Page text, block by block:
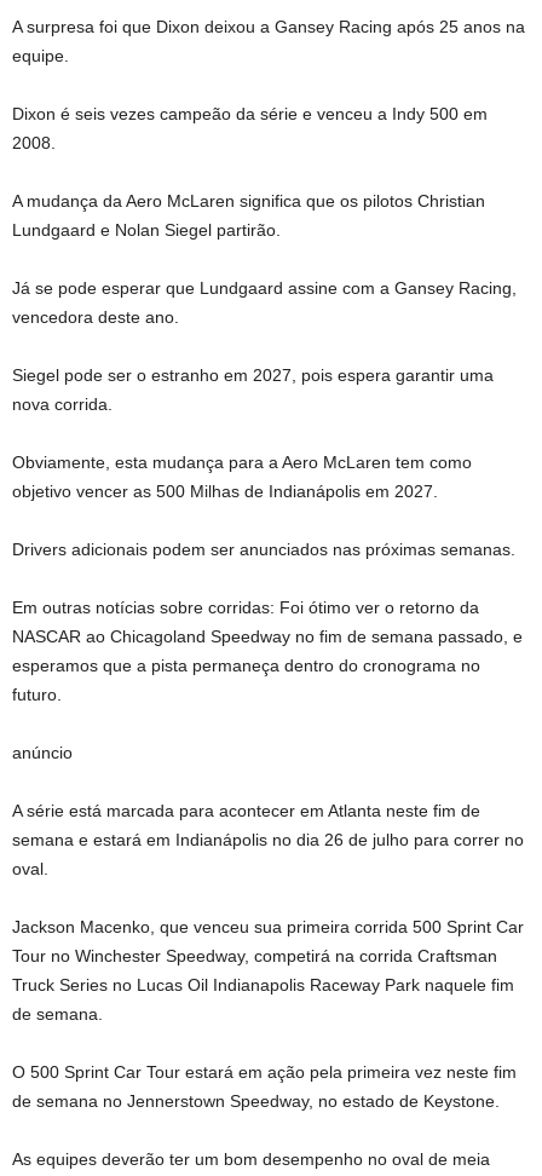
A surpresa foi que Dixon deixou a Gansey Racing após 25 anos na
equipe.
Dixon é seis vezes campeão da série e venceu a Indy 500 em
2008.
A mudança da Aero McLaren significa que os pilotos Christian
Lundgaard e Nolan Siegel partirão.
Já se pode esperar que Lundgaard assine com a Gansey Racing,
vencedora deste ano.
Siegel pode ser o estranho em 2027, pois espera garantir uma
nova corrida.
Obviamente, esta mudança para a Aero McLaren tem como
objetivo vencer as 500 Milhas de Indianápolis em 2027.
Drivers adicionais podem ser anunciados nas próximas semanas.
Em outras notícias sobre corridas: Foi ótimo ver o retorno da
NASCAR ao Chicagoland Speedway no fim de semana passado, e
esperamos que a pista permaneça dentro do cronograma no
futuro.
anúncio
A série está marcada para acontecer em Atlanta neste fim de
semana e estará em Indianápolis no dia 26 de julho para correr no
oval.
Jackson Macenko, que venceu sua primeira corrida 500 Sprint Car
Tour no Winchester Speedway, competirá na corrida Craftsman
Truck Series no Lucas Oil Indianapolis Raceway Park naquele fim
de semana.
O 500 Sprint Car Tour estará em ação pela primeira vez neste fim
de semana no Jennerstown Speedway, no estado de Keystone.
As equipes deverão ter um bom desempenho no oval de meia